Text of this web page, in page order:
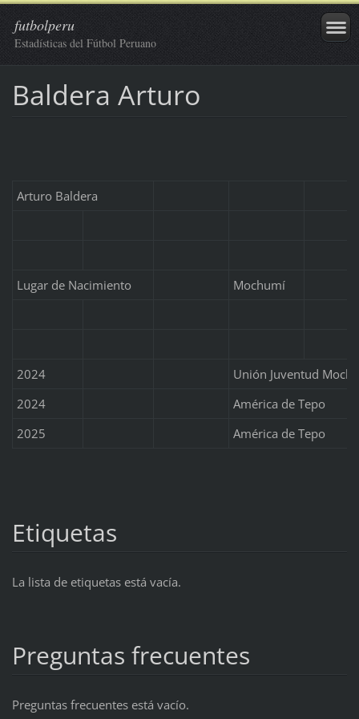
futbolperu
Estadísticas del Fútbol Peruano
Baldera Arturo
Arturo Baldera
Lugar de Nacimiento Mochumí
2024
Unión Juventud
2024
América de Tepo
2025
América de Tepo
Etiquetas
La lista de etiquetas está vacía.
Preguntas frecuentes
Preguntas frecuentes está vacío.